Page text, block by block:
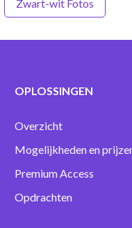
Zwart-wit Fotos
OPLOSSINGEN
Overzicht
Mogelijkheden en
Premium Access
Opdrachten